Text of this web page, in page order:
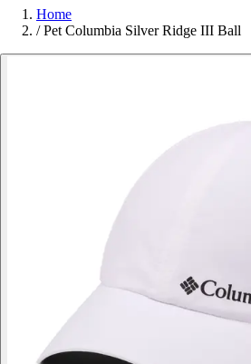
Home
/ Pet Columbia Silver Ridge III Ball